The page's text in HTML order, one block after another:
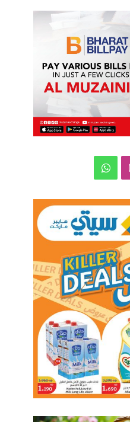
انستقرامواتساب